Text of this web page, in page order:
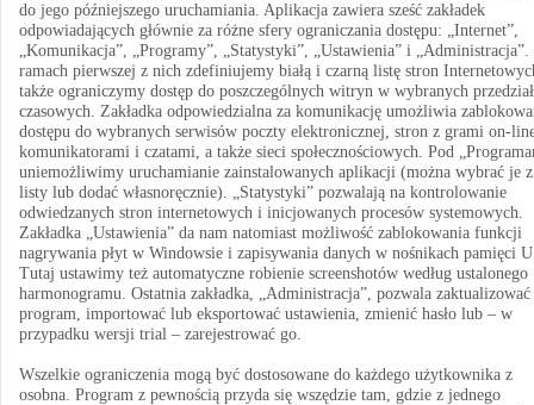
do jego późniejszego uruchamiania. Aplikacja zawiera sześć zakładek
odpowiadających głównie za różne sfery ograniczania dostępu: „Internet”,
„Komunikacja”, „Programy”, „Statystyki”, „Ustawienia” i „Administracja”.
ramach pierwszej z nich zdefiniujemy białą i czarną listę stron
także ograniczymy dostęp do poszczególnych witryn w wybranych
czasowych. Zakładka odpowiedzialna za komunikację umożliwia
dostępu do wybranych serwisów poczty elektronicznej, stron z grami on-
komunikatorami i czatami, a także sieci społecznościowych. Pod
uniemożliwimy uruchamianie zainstalowanych aplikacji (można wybrać je z
listy lub dodać własnoręcznie). „Statystyki” pozwalają na kontrolowanie
odwiedzanych stron internetowych i inicjowanych procesów systemowych.
Zakładka „Ustawienia” da nam natomiast możliwość zablokowania funkcji
nagrywania płyt w Windowsie i zapisywania danych w nośnikach pamięci
Tutaj ustawimy też automatyczne robienie screenshotów według ustalonego
harmonogramu. Ostatnia zakładka, „Administracja”, pozwala zaktualizować
program, importować lub eksportować ustawienia, zmienić hasło lub – w
przypadku wersji trial – zarejestrować go.
Wszelkie ograniczenia mogą być dostosowane do każdego użytkownika z
osobna. Program z pewnością przyda się wszędzie tam, gdzie z jednego